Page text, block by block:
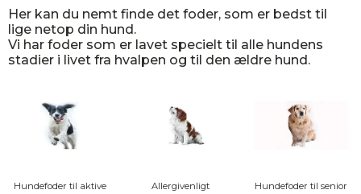
Her kan du nemt finde det foder, som er bedst til
lige netop din hund.
Vi har foder som er lavet specielt til alle hundens
stadier i livet fra hvalpen og til den ældre hund.
Hundefoder til aktive
Allergivenligt
Hundefoder til senior